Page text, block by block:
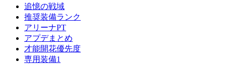
追憶の戦域
推奨装備ランク
アリーナPT
アプデまとめ
才能開花優先度
専用装備1